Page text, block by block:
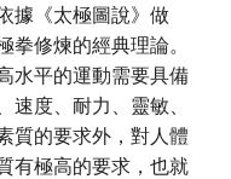
據《太極圖說》做
拳修煉的經典理論。
水平的運動需要具備
速度、耐力、靈敏、
質的要求外，對人體
有極高的要求，也就